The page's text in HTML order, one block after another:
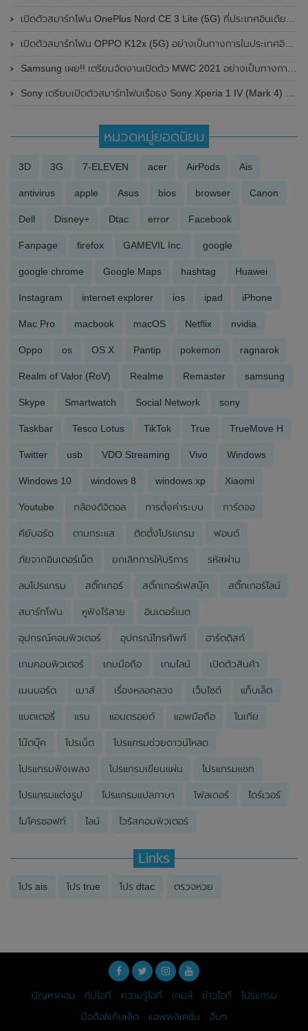
เปิดตัวสมาร์ทโฟน OnePlus Nord CE 3 Lite (5G) ที่ประเทศอินเดียอย่างเป็นทางการแล้ว มาพร้อมกล้องหลังความละเอียดสูงถึง 108MP และรองรับการชาร์จไวที่ 67W
เปิดตัวสมาร์ทโฟน OPPO K12x (5G) อย่างเป็นทางการในประเทศอินเดีย มาพร้อมหน้าจอแสดงผลขนาดใหญ่ 6.67 นิ้ว , แบตเตอรี่ 5,100mAh พร้อมรองรับการชาร์จไวที่ 45W และใช้วัสดุเกรดทางการทหาร MIL-STD-810H
Samsung เผย!! เตรียมจัดงานเปิดตัว MWC 2021 อย่างเป็นทางการในวันที่ 28 เดือนมิถุนายน 2021 นี้
Sony เตรียมเปิดตัวสมาร์ทโฟนเรือธง Sony Xperia 1 IV (Mark 4) รุ่นใหม่ที่ประเทศญี่ปุ่น ในวันที่ 11 พฤษภาคม 2022 นี้
หมวดหมู่ยอดนิยม
3D 3G 7-ELEVEN acer AirPods Ais
antivirus apple Asus bios browser Canon
Dell Disney+ Dtac error Facebook
Fanpage firefox GAMEVIL Inc. google
google chrome Google Maps hashtag Huawei
Instagram internet explorer ios ipad iPhone
Mac Pro macbook macOS Netflix nvidia
Oppo os OS X Pantip pokemon ragnarok
Realm of Valor (RoV) Realme Remaster samsung
Skype Smartwatch Social Network sony
Taskbar Tesco Lotus TikTok True TrueMove H
Twitter usb VDO Streaming Vivo Windows
Windows 10 windows 8 windows xp Xiaomi
Youtube กล้องดิจิตอล การตั้งค่าระบบ การ์ดจอ
คีย์บอร์ด ตามกระแส ติดตั้งโปรแกรม ฟอนต์
ภัยจากอินเตอร์เน็ต ยกเลิกการให้บริการ รหัสผ่าน
ลบโปรแกรม สติ๊กเกอร์ สติ๊กเกอร์เฟสบุ๊ค สติ๊กเกอร์ไลน์
สมาร์ทโฟน หูฟังไร้สาย อินเตอร์เนต
อุปกรณ์คอมพิวเตอร์ อุปกรณ์โทรศัพท์ ฮาร์ดดิสก์
เกมคอมพิวเตอร์ เกมมือถือ เกมไลน์ เปิดตัวสินค้า
เมนบอร์ด เมาส์ เรื่องหลอกลวง เว็บไซต์ แท็บเล็ต
แบตเตอรี่ แรม แอนดรอยด์ แอพมือถือ โนเกีย
โน๊ตบุ๊ค โปรเน็ต โปรแกรมช่วยดาวน์โหลด
โปรแกรมฟังเพลง โปรแกรมเขียนแผ่น โปรแกรมแชท
โปรแกรมแต่งรูป โปรแกรมแปลภาษา โฟลเดอร์ ไดร์เวอร์
ไมโครซอฟท์ ไลน์ ไวรัสคอมพิวเตอร์
Links
โปร ais โปร true โปร dtac ตรวจหวย
ปัญหาคอม ทิปไอที ความรู้ไอที เกมส์ ข่าวไอที
โปรแกรม
มือถือ/แท็บเล็ต
แอพพลิเคชั่น อื่นๆ